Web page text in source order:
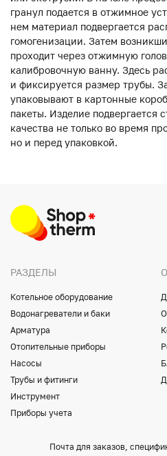
гранул подается в отжимное
нем материал подвергается
гомогенизации. Затем
проходит через отжимную
калибровочную ванну. Здесь
и фиксируется размер трубы.
упаковывают в картонные
пакеты. Изделие подвергается
качества не только во время
но и перед упаковкой.
РАЗДЕЛЫ
Котельное оборудование
Водонагреватели и баки
Арматура
Отопительные приборы
Насосы
Трубы и фитинги
Инструмент
Приборы учета
Почта для заказов,